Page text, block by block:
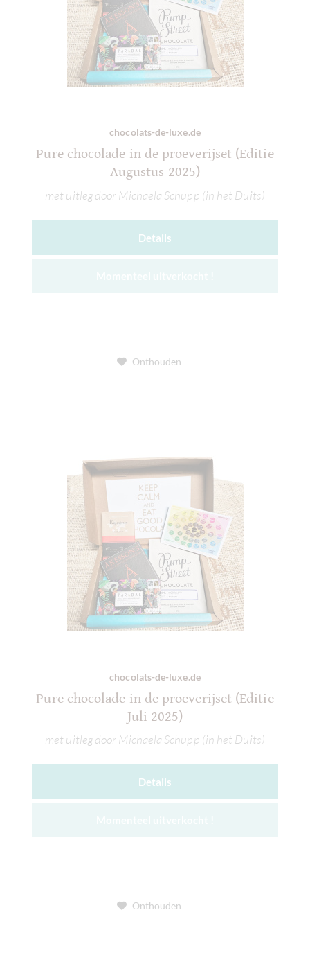
chocolats-de-luxe.de
Pure chocolade in de proeverijset (Editie
Augustus 2025)
met uitleg door Michaela Schupp (in het Duits)
Details
Onthouden
chocolats-de-luxe.de
Pure chocolade in de proeverijset (Editie
Juli 2025)
met uitleg door Michaela Schupp (in het Duits)
Details
Onthouden